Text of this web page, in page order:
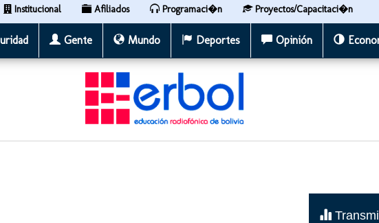
Institucional Afiliados Programaci�n Proyectos/Capacitaci�n
Gente Mundo Deportes Opinión